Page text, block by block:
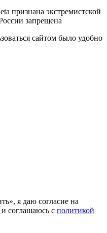
признана экстремистской
запрещена
сайтом было удобно
я даю согласие на
и соглашаюсь с политикой